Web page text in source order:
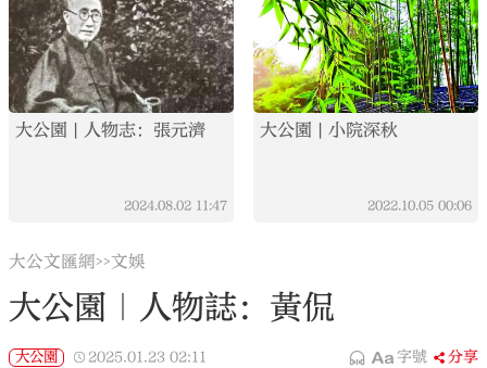
大公園 | 人物志：張元濟
2024.08.02 11:47
大公園 | 小院深秋
2022.10.05 00:06
大公文匯網>>文娛
大公園｜人物誌：黃侃
大公園 2025.01.23 02:11 字號 分享